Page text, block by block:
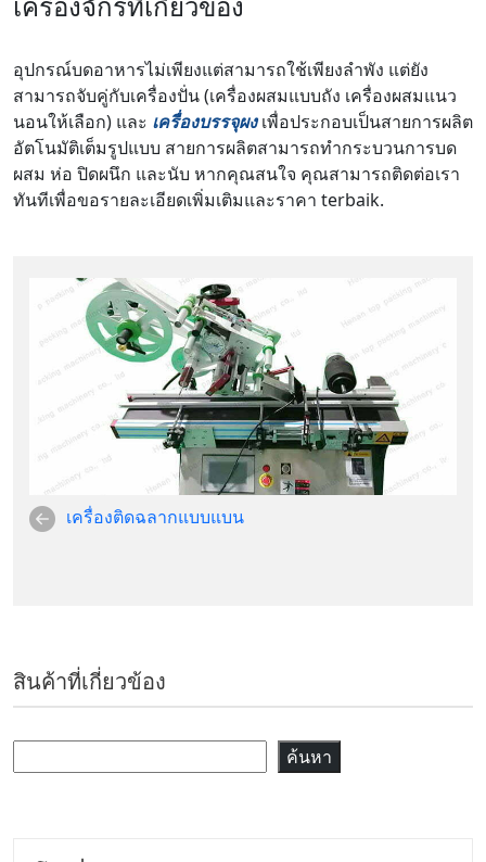
อุปกรณ์บดอาหารไม่เพียงแต่สามารถใช้เพียงลำพัง แต่ยัง
สามารถจับคู่กับเครื่องปั่น (เครื่องผสมแบบถัง เครื่องผสมแนว
นอนให้เลือก) และ เครื่องบรรจุผงเพื่อประกอบเป็นสายการผลิต
อัตโนมัติเต็มรูปแบบ สายการผลิตสามารถทำกระบวนการบด
ผสม ห่อ ปิดผนึก และนับ หากคุณสนใจ คุณสามารถติดต่อเรา
ทันทีเพื่อขอรายละเอียดเพิ่มเติมและราคา terbaik.
เครื่องติดฉลากแบบแบน
สินค้าที่เกี่ยวข้อง
ค้นหา